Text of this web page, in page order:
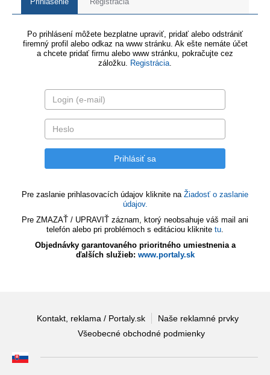
Po prihlásení môžete bezplatne upraviť, pridať alebo odstrániť
firemný profil alebo odkaz na www stránku. Ak ešte nemáte účet
a chcete pridať firmu alebo www stránku, pokračujte cez
záložku. Registrácia.
Pre zaslanie prihlasovacích údajov kliknite na Žiadosť o zaslanie
údajov.
Pre ZMAZAŤ / UPRAVIŤ záznam, ktorý neobsahuje váš mail ani
telefón alebo pri problémoch s editáciou kliknite tu.
Objednávky garantovaného prioritného umiestnenia a
ďalších služieb: www.portaly.sk
Kontakt, reklama / Portaly.sk
Naše reklamné prvky
Všeobecné obchodné podmienky